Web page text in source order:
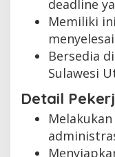
deadline
Memiliki
Bersedia
Sulawesi
Detail